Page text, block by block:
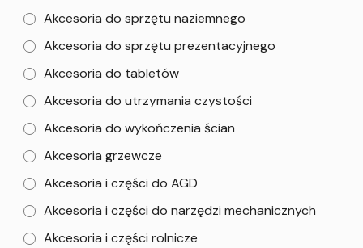
Akcesoria do sprzętu naziemnego
Akcesoria do sprzętu prezentacyjnego
Akcesoria do tabletów
Akcesoria do utrzymania czystości
Akcesoria do wykończenia ścian
Akcesoria grzewcze
Akcesoria i części do AGD
Akcesoria i części do narzędzi mechanicznych
Akcesoria i części rolnicze